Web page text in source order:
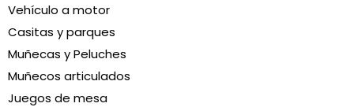
Vehículo a motor
Casitas y parques
Muñecas y Peluches
Muñecos articulados
Juegos de mesa